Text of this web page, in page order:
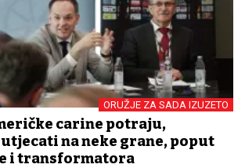
ORUŽJE ZA SADA IZUZETO
carine potraju,
utjecati na neke grane, poput
i transformatora